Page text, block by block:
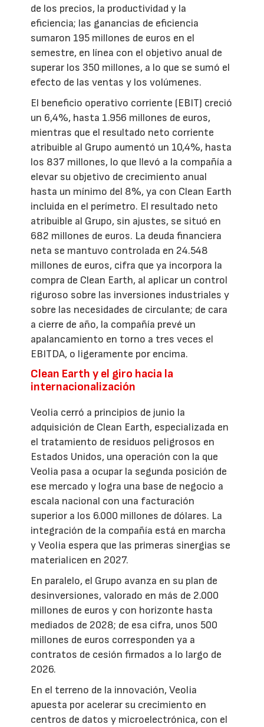
de los precios, la productividad y la
eficiencia; las ganancias de eficiencia
sumaron 195 millones de euros en el
semestre, en línea con el objetivo anual de
superar los 350 millones, a lo que se sumó el
efecto de las ventas y los volúmenes.
El beneficio operativo corriente (EBIT) creció
un 6,4%, hasta 1.956 millones de euros,
mientras que el resultado neto corriente
atribuible al Grupo aumentó un 10,4%, hasta
los 837 millones, lo que llevó a la compañía a
elevar su objetivo de crecimiento anual
hasta un mínimo del 8%, ya con Clean Earth
incluida en el perímetro. El resultado neto
atribuible al Grupo, sin ajustes, se situó en
682 millones de euros. La deuda financiera
neta se mantuvo controlada en 24.548
millones de euros, cifra que ya incorpora la
compra de Clean Earth, al aplicar un control
riguroso sobre las inversiones industriales y
sobre las necesidades de circulante; de cara
a cierre de año, la compañía prevé un
apalancamiento en torno a tres veces el
EBITDA, o ligeramente por encima.
Clean Earth y el giro hacia la
internacionalización
Veolia cerró a principios de junio la
adquisición de Clean Earth, especializada en
el tratamiento de residuos peligrosos en
Estados Unidos, una operación con la que
Veolia pasa a ocupar la segunda posición de
ese mercado y logra una base de negocio a
escala nacional con una facturación
superior a los 6.000 millones de dólares. La
integración de la compañía está en marcha
y Veolia espera que las primeras sinergias se
materialicen en 2027.
En paralelo, el Grupo avanza en su plan de
desinversiones, valorado en más de 2.000
millones de euros y con horizonte hasta
mediados de 2028; de esa cifra, unos 500
millones de euros corresponden ya a
contratos de cesión firmados a lo largo de
2026.
En el terreno de la innovación, Veolia
apuesta por acelerar su crecimiento en
centros de datos y microelectrónica, con el